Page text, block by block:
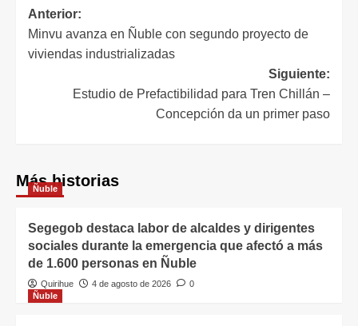
Anterior:
Minvu avanza en Ñuble con segundo proyecto de
viviendas industrializadas
Siguiente:
Estudio de Prefactibilidad para Tren Chillán –
Concepción da un primer paso
Más historias
Ñuble
Segegob destaca labor de alcaldes y dirigentes
sociales durante la emergencia que afectó a más
de 1.600 personas en Ñuble
Quirihue 4 de agosto de 2026
0
Ñuble